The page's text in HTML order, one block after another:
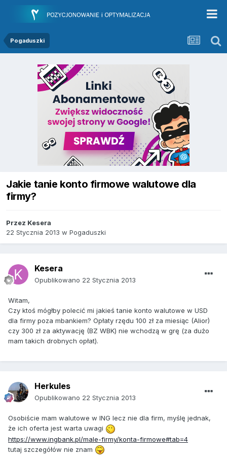
Pogaduszki
Jakie tanie konto firmowe walutowe dla
firmy?
Przez Kesera
22 Stycznia 2013 w Pogaduszki
Kesera
Opublikowano 22 Stycznia 2013
Witam,
Czy ktoś mógłby polecić mi jakieś tanie konto walutowe w USD
dla firmy poza mbankiem? Opłaty rzędu 100 zł za miesiąc (Alior)
czy 300 zł za aktywację (BZ WBK) nie wchodzą w grę (za dużo
mam takich drobnych opłat).
Herkules
Opublikowano 22 Stycznia 2013
Osobiście mam walutowe w ING lecz nie dla firm, myślę jednak,
że ich oferta jest warta uwagi
https://www.ingbank.pl/male-firmy/konta-firmowe#tab=4
tutaj szczegółów nie znam